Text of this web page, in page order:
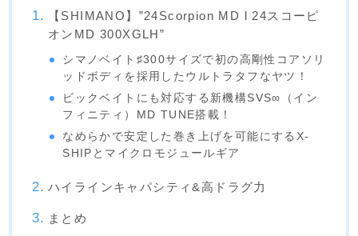
【SHIMANO】”24Scorpion MD l 24スコーピ
オンMD 300XGLH”
シマノベイト♯300サイズで初の高剛性コアソリ
ッドボディを採用したウルトラタフなヤツ！
ビックベイトにも対応する新機構SVS∞（イン
フィニティ）MD TUNE搭載！
なめらかで安定した巻き上げを可能にするX-
SHIPとマイクロモジュールギア
ハイラインキャパシティ&高ドラグ力
まとめ